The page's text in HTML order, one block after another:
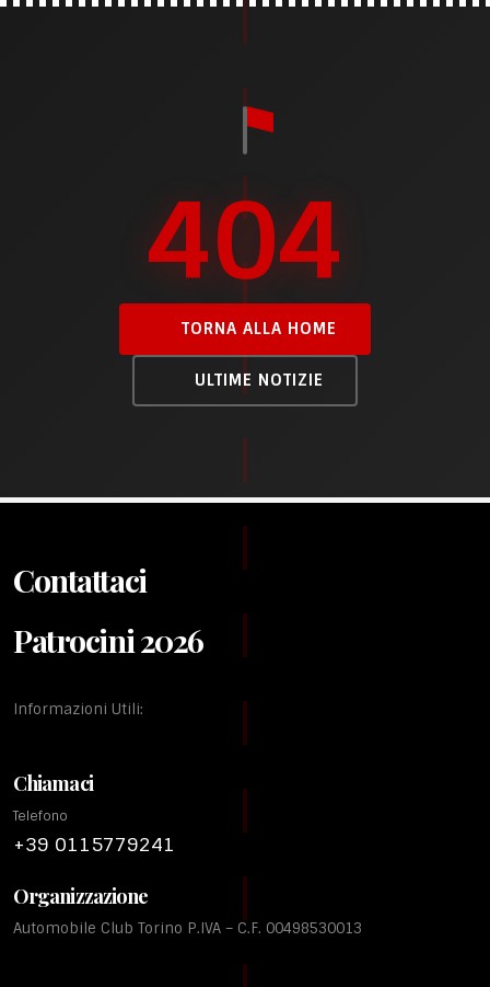
404
TORNA ALLA HOME
ULTIME NOTIZIE
Contattaci
Patrocini 2026
Informazioni Utili:
Chiamaci
Telefono
+39 0115779241
Organizzazione
Automobile Club Torino P.IVA – C.F. 00498530013